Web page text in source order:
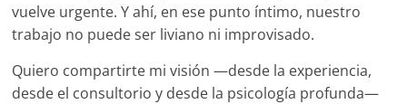
vuelve urgente. Y ahí, en ese punto íntimo, nuestro
trabajo no puede ser liviano ni improvisado.
Quiero compartirte mi visión —desde la experiencia,
desde el consultorio y desde la psicología profunda—